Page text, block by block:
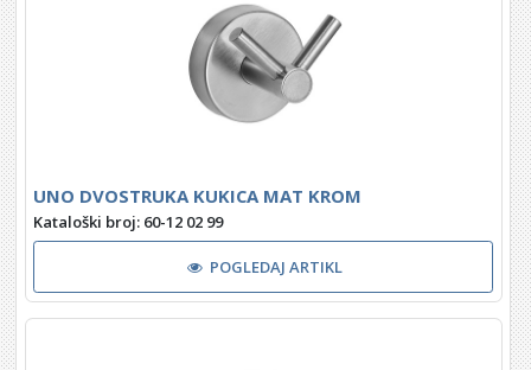
UNO DVOSTRUKA KUKICA MAT KROM
Kataloški broj: 60-12 02 99
POGLEDAJ ARTIKL